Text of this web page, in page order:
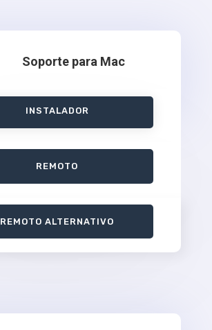
Soporte para Mac
INSTALADOR
REMOTO
REMOTO ALTERNATIVO